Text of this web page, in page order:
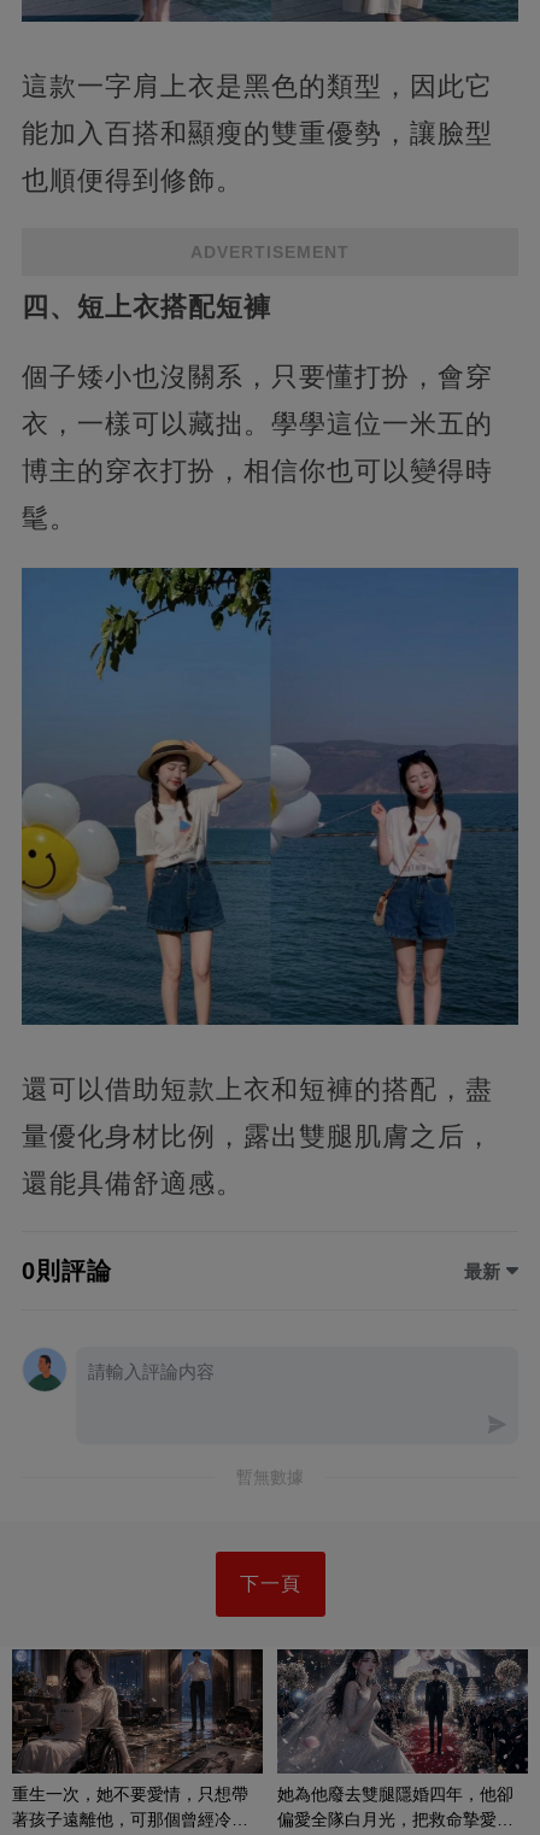
這款一字肩上衣是黑色的類型，因此它
能加入百搭和顯瘦的雙重優勢，讓臉型
也順便得到修飾。
ADVERTISEMENT
四、短上衣搭配短褲
個子矮小也沒關系，只要懂打扮，會穿
衣，一樣可以藏拙。學學這位一米五的
博主的穿衣打扮，相信你也可以變得時
髦。
還可以借助短款上衣和短褲的搭配，盡
量優化身材比例，露出雙腿肌膚之后，
還能具備舒適感。
0則評論 最新
暫無數據
下一頁
重生一次，她不要愛情，只想帶
著孩子遠離他，可那個曾經冷漠
她為他廢去雙腿隱婚四年，他卻
偏愛全隊白月光，把救命摯愛當